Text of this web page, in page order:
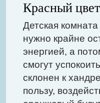
Красный
Детская
нужно крайне
энергией, а
смогут
склонен к
пользу,